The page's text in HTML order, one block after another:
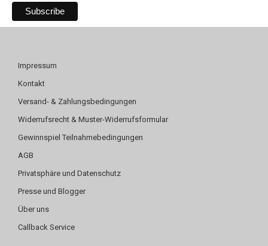
Impressum
Kontakt
Versand- & Zahlungsbedingungen
Widerrufsrecht & Muster-Widerrufsformular
Gewinnspiel Teilnahmebedingungen
AGB
Privatsphäre und Datenschutz
Presse und Blogger
Über uns
Callback Service